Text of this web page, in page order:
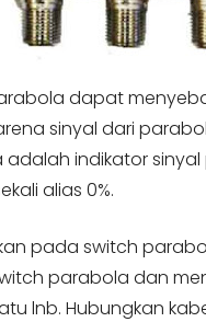
dapat
sinyal dari
adalah indikator
alias 0%.
pada switch
parabola dan
lnb. Hubungkan